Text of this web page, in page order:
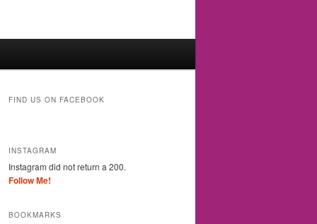
FIND US ON FACEBOOK
INSTAGRAM
Instagram did not return a 200.
Follow Me!
BOOKMARKS